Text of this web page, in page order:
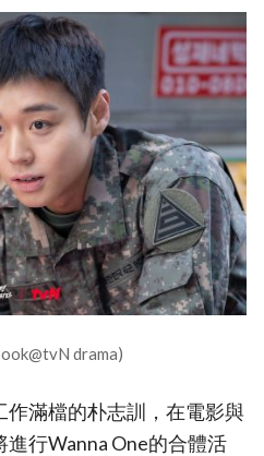
drama)
滿檔的朴志訓，在電影與
行Wanna One的合體活